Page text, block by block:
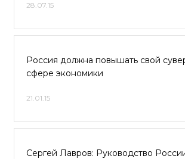
28.07.15
Россия должна повышать свой
сфере экономики
21.01.15
Сергей Лавров: Руководство